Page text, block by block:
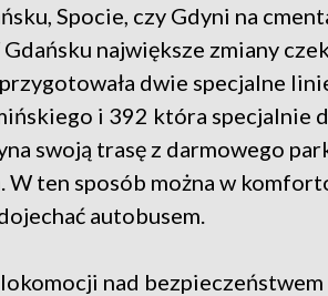
Spocie, czy Gdyni na
największe zmiany
dwie specjalne
i 392 która specjalnie
swoją trasę z darmowego
W ten sposób można w
autobusem.
nad bezpieczeństwem